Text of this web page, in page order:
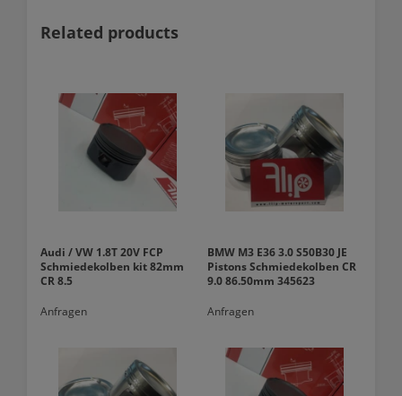
Related products
Audi / VW 1.8T 20V FCP
Schmiedekolben kit 82mm
CR 8.5
Anfragen
BMW M3 E36 3.0 S50B30 JE
Pistons Schmiedekolben CR
9.0 86.50mm 345623
Anfragen